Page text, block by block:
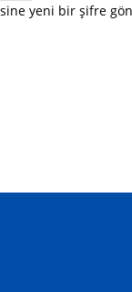
yeni bir şifre